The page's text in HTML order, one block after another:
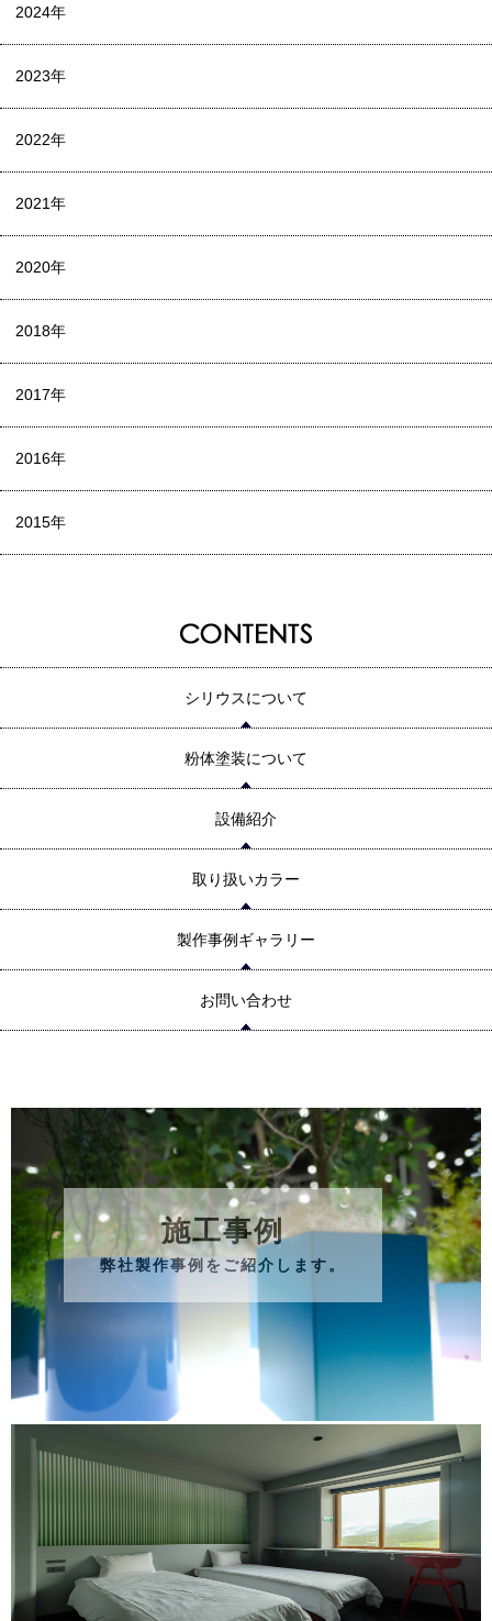
2024年
2023年
2022年
2021年
2020年
2018年
2017年
2016年
2015年
シリウスについて
粉体塗装について
設備紹介
取り扱いカラー
製作事例ギャラリー
お問い合わせ
施工事例
弊社製作事例をご紹介します。